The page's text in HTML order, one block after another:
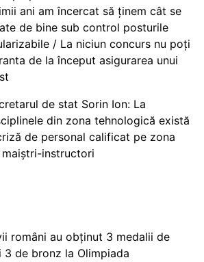
ani am încercat să ținem cât se
de bine sub control posturile
/ La niciun concurs nu poți
de la început asigurarea unui
de stat Sorin Ion: La
din zona tehnologică există
de personal calificat pe zona
instructori
români au obținut 3 medalii de
3 de bronz la Olimpiada